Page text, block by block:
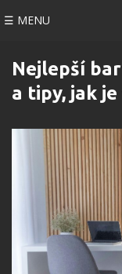
☰ MENU
Nejlepší
a tipy, jak